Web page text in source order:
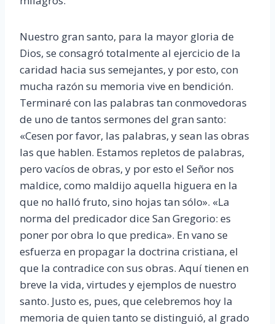
Nuestro gran santo, para la mayor gloria de
Dios, se consagró totalmente al ejercicio de la
caridad hacia sus semejantes, y por esto, con
mucha razón su memoria vive en bendición.
Terminaré con las palabras tan conmovedoras
de uno de tantos sermones del gran santo:
«Cesen por favor, las palabras, y sean las obras
las que hablen. Estamos repletos de palabras,
pero vacíos de obras, y por esto el Señor nos
maldice, como maldijo aquella higuera en la
que no halló fruto, sino hojas tan sólo». «La
norma del predicador dice San Gregorio: es
poner por obra lo que predica». En vano se
esfuerza en propagar la doctrina cristiana, el
que la contradice con sus obras. Aquí tienen en
breve la vida, virtudes y ejemplos de nuestro
santo. Justo es, pues, que celebremos hoy la
memoria de quien tanto se distinguió, al grado